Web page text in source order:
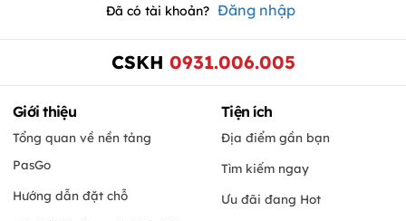
Đã có tài khoản? Đăng nhập
CSKH 0931.006.005
Giới thiệu
Tổng quan về nền tảng
PasGo
Hướng dẫn đặt chỗ
Tiện ích
Địa điểm gần bạn
Tìm kiếm ngay
Ưu đãi đang Hot